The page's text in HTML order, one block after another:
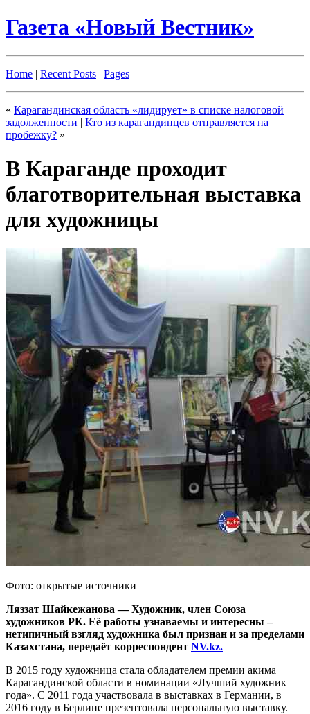
Газета «Новый Вестник»
Home | Recent Posts | Pages
« Карагандинская область «лидирует» в списке налоговой
задолженности | Кто из карагандинцев отправляется на
пробежку? »
В Караганде проходит
благотворительная выставка
для художницы
Фото: открытые источники
Ляззат Шайкежанова — Художник, член Союза
художников РК. Её работы узнаваемы и интересны –
нетипичный взгляд художника был признан и за пределами
Казахстана, передаёт корреспондент NV.kz.
В 2015 году художница стала обладателем премии акима
Карагандинской области в номинации «Лучший художник
года». С 2011 года участвовала в выставках в Германии, в
2016 году в Берлине презентовала персональную выставку.